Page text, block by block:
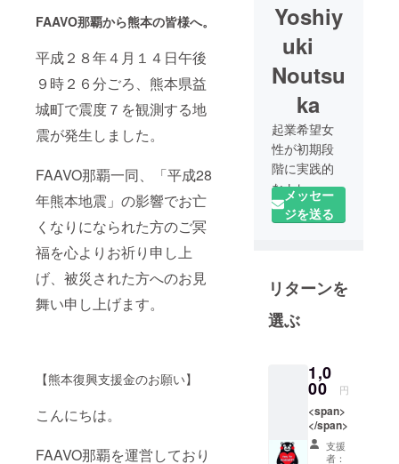
FAAVO那覇から熊本の皆様へ。
平成２８年４月１４日午後
９時２６分ごろ、熊本県益
城町で震度７を観測する地
震が発生しました。
FAAVO那覇一同、「平成28
年熊本地震」の影響でお亡
くなりになられた方のご冥
福を心よりお祈り申し上
げ、被災された方へのお見
舞い申し上げます。
【熊本復興支援金のお願い】
こんにちは。
FAAVO那覇を運営しており
Yoshiy
uki
Noutsu
ka
起業希望女
性が初期段
階に実践的
なトレーニ
ングを受け
ることがで
ガールズス
2012年にス
性起業サ
ポートネッ
築やクラウ
ドファン
メッセー
ジを送る
リターンを
選ぶ
1,0
00 円
<span>
</span>
支援
者：